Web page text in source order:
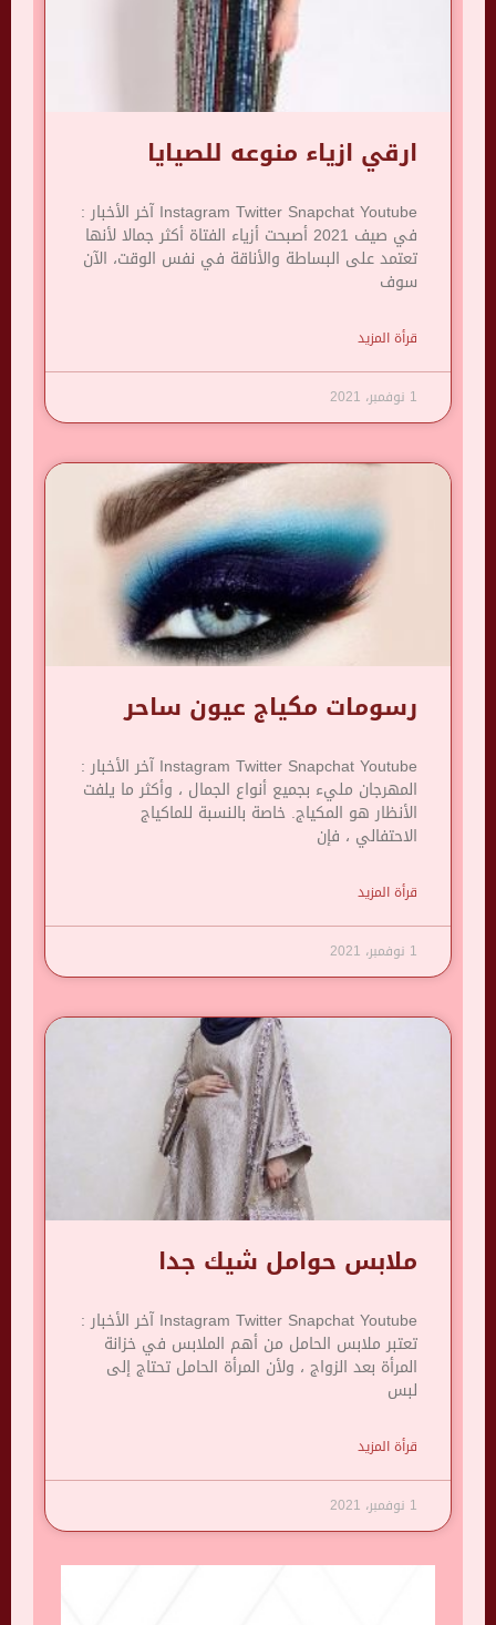
ارقي ازياء منوعه للصيايا
Instagram Twitter Snapchat Youtube آخر الأخبار :
في صيف 2021 أصبحت أزياء الفتاة أكثر جمالا لأنها
تعتمد على البساطة والأناقة في نفس الوقت، الآن
سوف
قرأة المزيد
1 نوفمبر، 2021
رسومات مكياج عيون ساحر
Instagram Twitter Snapchat Youtube آخر الأخبار :
المهرجان مليء بجميع أنواع الجمال ، وأكثر ما يلفت
الأنظار هو المكياج. خاصة بالنسبة للماكياج
الاحتفالي ، فإن
قرأة المزيد
1 نوفمبر، 2021
ملابس حوامل شيك جدا
Instagram Twitter Snapchat Youtube آخر الأخبار :
تعتبر ملابس الحامل من أهم الملابس في خزانة
المرأة بعد الزواج ، ولأن المرأة الحامل تحتاج إلى
لبس
قرأة المزيد
1 نوفمبر، 2021